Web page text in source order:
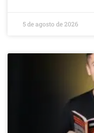
5 de agosto de 2026